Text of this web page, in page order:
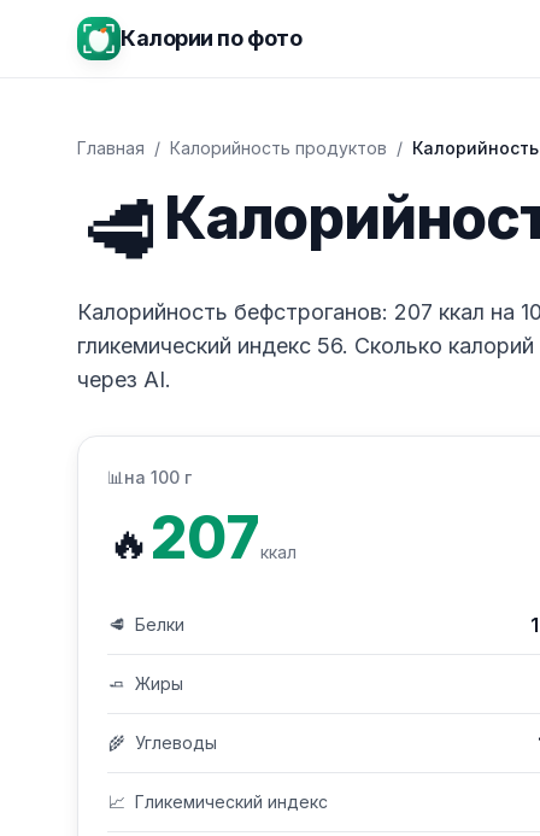
Калории по фото
Главная / Калорийность продуктов /
🥩
Калорийность бефстроганов: 207 ккал на
гликемический индекс 56. Сколько
через AI.
📊 на 100 г
🔥207ккал
🥩 Белки
🧈 Жиры
🌾 Углеводы
📈 Гликемический индекс